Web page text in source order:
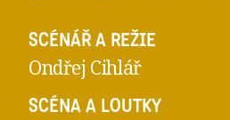
SCÉNÁŘ A REŽIE
Ondřej Cihlář
SCÉNA A LOUTKY